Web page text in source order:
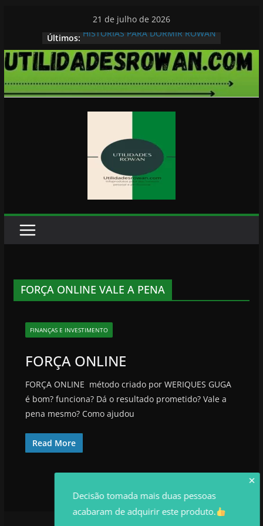
conteúdo
21 de julho de 2026
Últimos: HISTORIAS PARA DORMIR ROWAN
FORÇA ONLINE VALE A PENA
FINANÇAS E INVESTIMENTO
FORÇA ONLINE
FORÇA ONLINE método criado por WERIQUES GUGA
é bom? funciona? Dá o resultado prometido? Vale a
pena mesmo? Como ajudou
Read More
✕
Decisão tomada mais duas pessoas
acabaram de adquirir este produto.